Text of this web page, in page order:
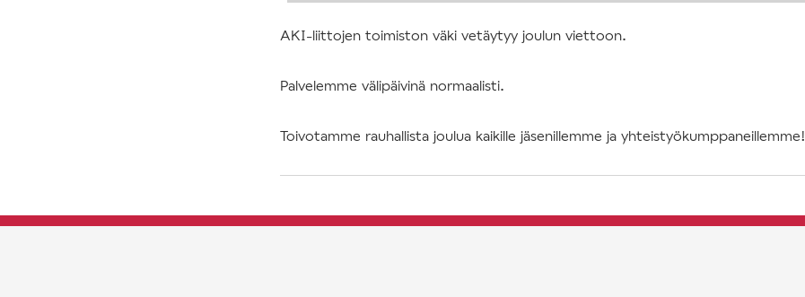
AKI-liittojen toimiston väki vetäytyy joulun viettoon.
Palvelemme välipäivinä normaalisti.
Toivotamme rauhallista joulua kaikille jäsenillemme ja yhteistyökumppaneillemme!